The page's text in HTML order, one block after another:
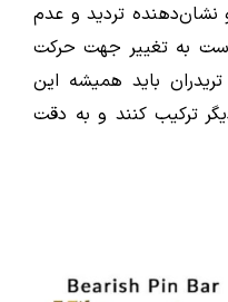
تردید و عدم
به تغییر جهت حرکت
باید همیشه این
ترکیب کنند و به دقت